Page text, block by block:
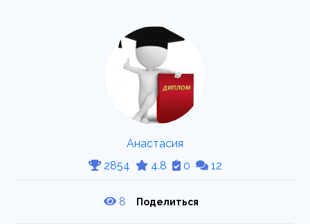
Анастасия
2854
4.8 0 12
8 Поделиться